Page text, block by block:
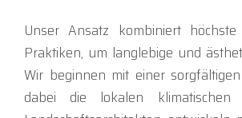
Unser Ansatz kombiniert
Praktiken, um langlebige und
Wir beginnen mit einer
dabei die lokalen klimatischen